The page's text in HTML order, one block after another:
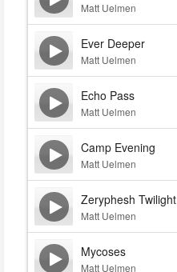
Matt Uelmen
Ever Deeper
Matt Uelmen
Echo Pass
Matt Uelmen
Camp Evening
Matt Uelmen
Zeryphesh Twilight
Matt Uelmen
Mycoses
Matt Uelmen